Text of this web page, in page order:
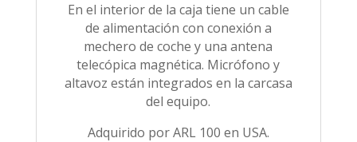
En el interior de la caja tiene un cable
de alimentación con conexión a
mechero de coche y una antena
telecópica magnética. Micrófono y
altavoz están integrados en la carcasa
del equipo.
Adquirido por ARL 100 en USA.